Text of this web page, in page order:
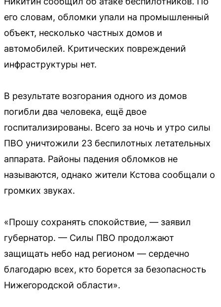
его словам, обломки упали на промышленный
объект, несколько частных домов и
автомобилей. Критических повреждений
инфраструктуры нет.
В результате возгорания одного из домов
погибли два человека, ещё двое
госпитализированы. Всего за ночь и утро силы
ПВО уничтожили 23 беспилотных летательных
аппарата. Районы падения обломков не
называются, однако жители Кстова сообщали о
громких звуках.
«Прошу сохранять спокойствие, — заявил
губернатор. — Силы ПВО продолжают
защищать небо над регионом — сердечно
благодарю всех, кто борется за безопасность
Нижегородской области».